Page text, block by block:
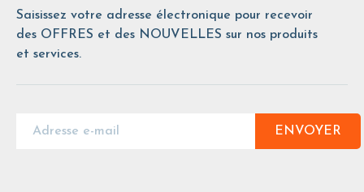
Saisissez votre adresse électronique pour recevoir
des OFFRES et des NOUVELLES sur nos produits
et services.
ENVOYER